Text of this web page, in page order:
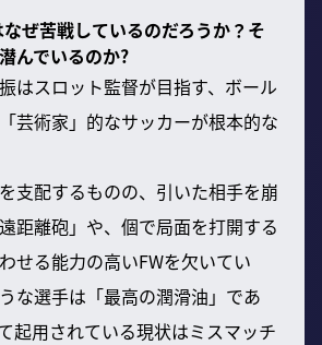
ぜ苦戦しているのだろうか？そ
んでいるのか?
はスロット監督が目指す、ボール
芸術家」的なサッカーが根本的な
支配するものの、引いた相手を崩
距離砲」や、個で局面を打開する
せる能力の高いFWを欠いてい
な選手は「最高の潤滑油」であ
起用されている現状はミスマッチ